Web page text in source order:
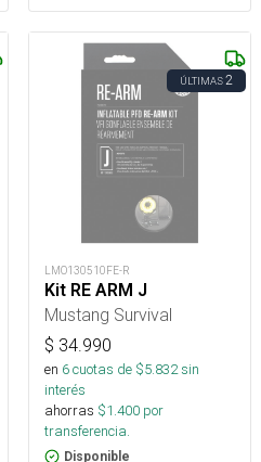
ÚLTIMAS2
LMO130510FE-R
Kit RE ARM J
Mustang Survival
$ 34.990
en 6cuotas de $5.832sin
interés
ahorras $1.400 por
transferencia.
Disponible